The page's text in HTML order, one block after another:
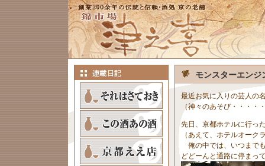
モンスターエンジ
最近お気に入りの芸人の
（神々のあそび・・・・
先日、京都ホテルに行っ
（あえて、ホテルオーク
俺の中では、いつまで
どどーんと通路に停まっ